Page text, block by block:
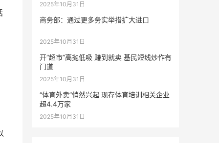
2025年10月31日
商务部：通过更多务实举措扩大进口
2025年10月31日
开“超市”高抛低吸 赚到就卖 基民短线炒作有
门道
2025年10月31日
“体育外卖”悄然兴起 现存体育培训相关企业
超4.4万家
2025年10月31日